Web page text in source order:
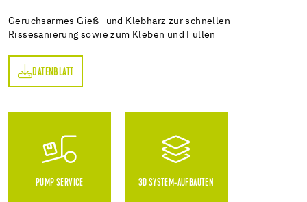
Geruchsarmes Gieß- und Klebharz zur schnellen
Rissesanierung sowie zum Kleben und Füllen
DATENBLATT
PUMP SERVICE 3D SYSTEM-AUFBAUTEN